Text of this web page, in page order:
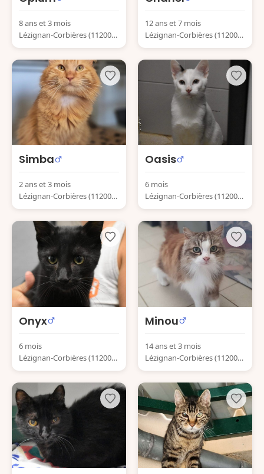
8 ans et 3 mois
Lézignan-Corbières (11200)
France
12 ans et 7 mois
Lézignan-Corbières (11200)
France
Simba
2 ans et 3 mois
Lézignan-Corbières (11200)
France
Oasis
6 mois
Lézignan-Corbières (11200)
France
Onyx
6 mois
Lézignan-Corbières (11200)
France
Minou
14 ans et 3 mois
Lézignan-Corbières (11200)
France